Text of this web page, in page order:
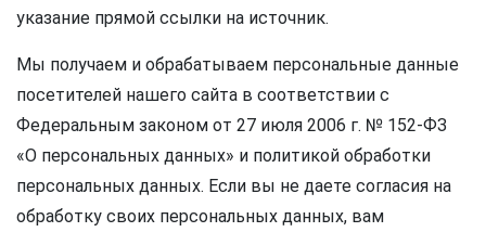
указание прямой ссылки на источник.
Мы получаем и обрабатываем персональные данные
посетителей нашего сайта в соответствии с
Федеральным законом от 27 июля 2006 г. № 152-ФЗ
«О персональных данных» и политикой обработки
персональных данных. Если вы не даете согласия на
обработку своих персональных данных, вам